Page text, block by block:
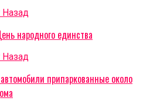
Назад
народного единства
Назад
припаркованные около